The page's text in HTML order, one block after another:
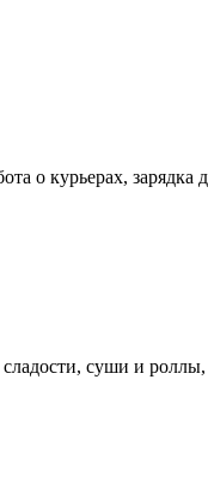
о курьерах, зарядка
суши и